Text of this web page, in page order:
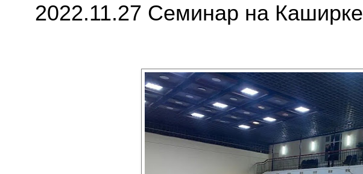
2022.11.27 Семинар на Каширке